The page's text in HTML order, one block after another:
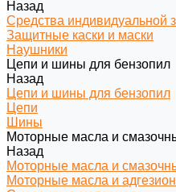
Назад
Средства
Защитные каски и маски
Наушники
Цепи и шины для бензопил
Назад
Цепи и шины для бензопил
Цепи
Шины
Моторные масла и
Назад
Моторные масла и
Моторные масла и